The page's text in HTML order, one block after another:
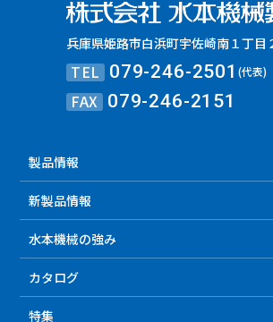
兵庫県姫路市白浜町宇佐崎南１丁目
TEL 079-246-2501(代表)
FAX 079-246-2151
製品情報
新製品情報
水本機械の強み
カタログ
特集